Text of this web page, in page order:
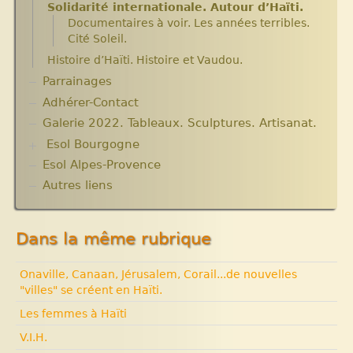
Solidarité internationale. Autour d’Haïti.
Documentaires à voir. Les années terribles.
Cité Soleil.
Histoire d’Haïti. Histoire et Vaudou.
Parrainages
Adhérer-Contact
Galerie 2022. Tableaux. Sculptures. Artisanat.
Esol Bourgogne
ACTUALITES
Archives
Esol Alpes-Provence
Autres liens
Dans la même rubrique
Onaville, Canaan, Jérusalem, Corail...de nouvelles
"villes" se créent en Haïti.
Les femmes à Haïti
V.I.H.